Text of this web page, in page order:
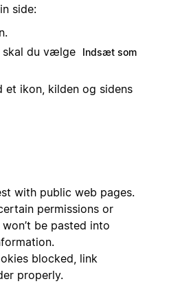
side:
skal du vælge
Indsæt som
et ikon, kilden og sidens
with public web pages.
permissions or
be pasted into
blocked, link
properly.